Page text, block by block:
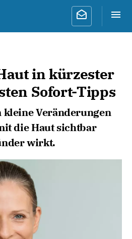
in kürzester
Sofort-Tipps
kleine Veränderungen
die Haut sichtbar
wirkt.